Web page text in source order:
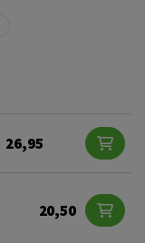
26,95
20,50